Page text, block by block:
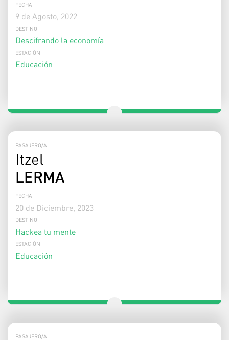
FECHA
9 de Agosto, 2022
DESTINO
Descifrando la economía
ESTACIÓN
Educación
PASAJERO/A
Itzel
LERMA
FECHA
20 de Diciembre, 2023
DESTINO
Hackea tu mente
ESTACIÓN
Educación
PASAJERO/A